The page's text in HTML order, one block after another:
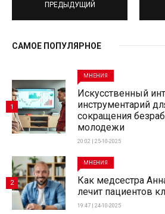
ПРЕДЫДУЩИЙ
САМОЕ ПОПУЛЯРНОЕ
МНЕНИЯ
Искусственный
инструментарий
сокращения
молодежи
20:02 | 25-10-2025
1
МНЕНИЯ
Как медсестра
лечит пациентов
19:47 | 24-10-2025
2